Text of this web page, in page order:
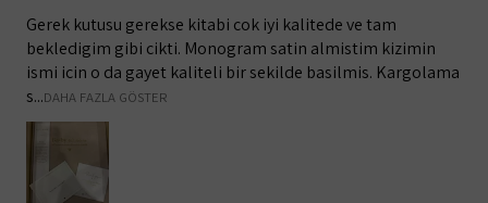
Gerek kutusu gerekse kitabi cok iyi kalitede ve tam
bekledigim gibi cikti. Monogram satin almistim kizimin
ismi icin o da gayet kaliteli bir sekilde basilmis. Kargolama
s...DAHA FAZLA GÖSTER